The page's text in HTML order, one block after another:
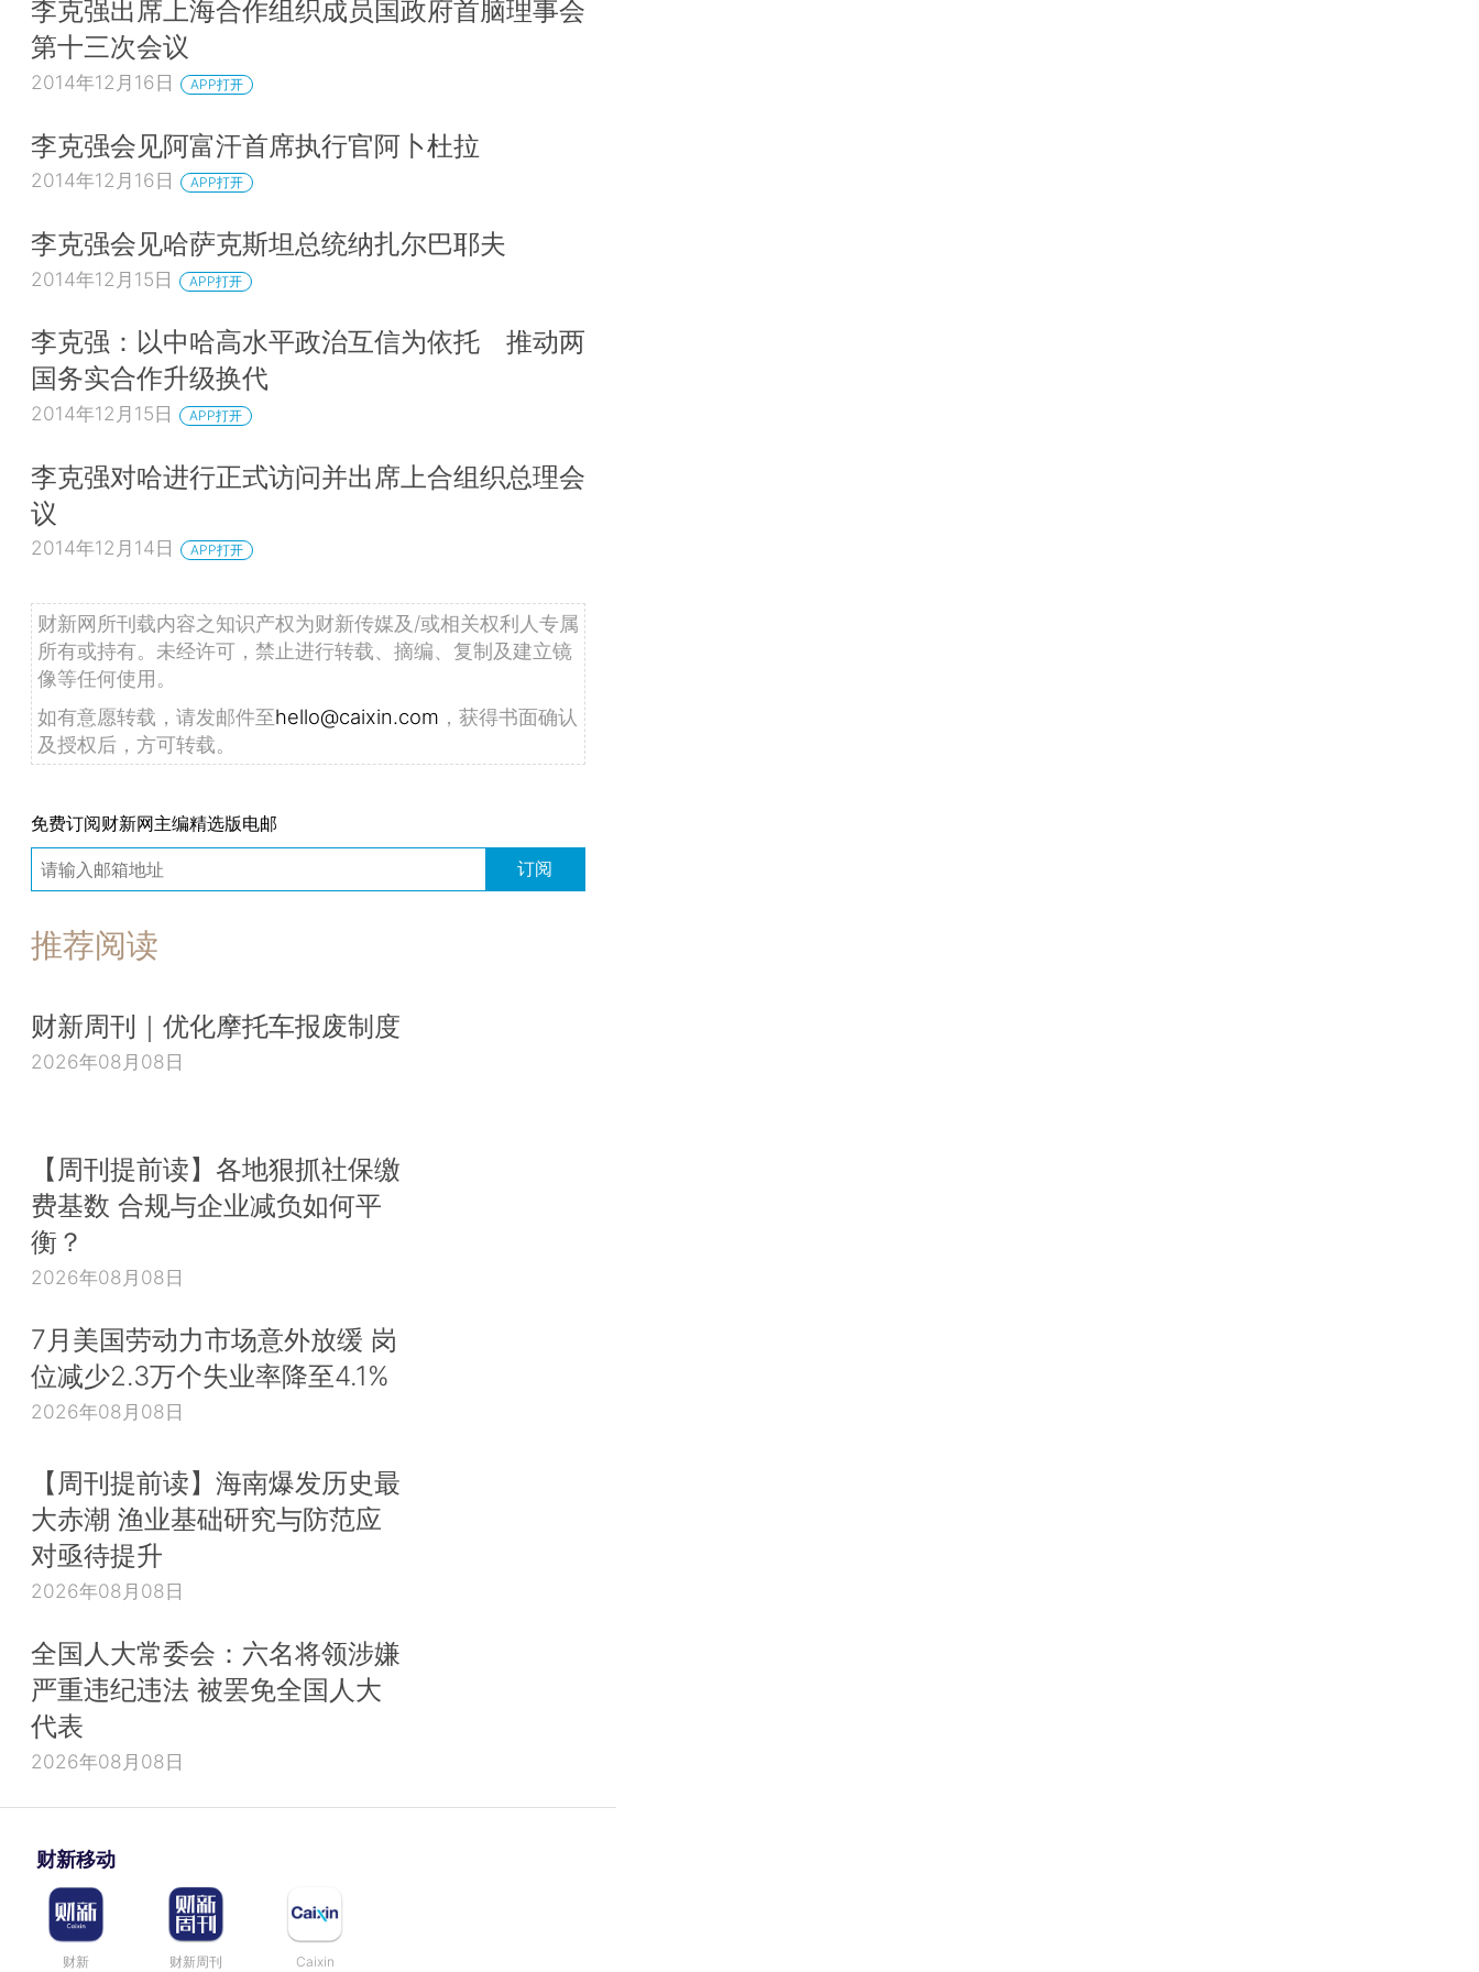
李克强出席上海合作组织成员国政府首脑理事会
第十三次会议
2014年12月16日 APP打开
李克强会见阿富汗首席执行官阿卜杜拉
2014年12月16日 APP打开
李克强会见哈萨克斯坦总统纳扎尔巴耶夫
2014年12月15日 APP打开
李克强：以中哈高水平政治互信为依托 推动两
国务实合作升级换代
2014年12月15日 APP打开
李克强对哈进行正式访问并出席上合组织总理会
议
2014年12月14日 APP打开
财新网所刊载内容之知识产权为财新传媒及/或相关权利人专属
所有或持有。未经许可，禁止进行转载、摘编、复制及建立镜
像等任何使用。
如有意愿转载，请发邮件至hello@caixin.com ，获得书面确认
及授权后，方可转载。
免费订阅财新网主编精选版电邮
订阅
推荐阅读
财新周刊｜优化摩托车报废制度
2026年08月08日
【周刊提前读】各地狠抓社保缴
费基数 合规与企业减负如何平
衡？
2026年08月08日
7月美国劳动力市场意外放缓 岗
位减少2.3万个失业率降至4.1%
2026年08月08日
【周刊提前读】海南爆发历史最
大赤潮 渔业基础研究与防范应
对亟待提升
2026年08月08日
全国人大常委会：六名将领涉嫌
严重违纪违法 被罢免全国人大
代表
2026年08月08日
财新移动
财新 财新周刊 Caixin